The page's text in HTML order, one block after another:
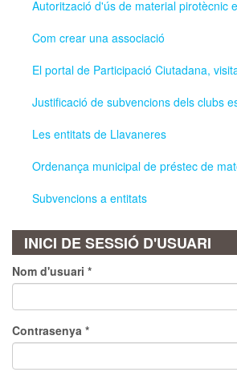
Autorització d'ús de material pirotècnic
Com crear una associació
El portal de Participació Ciutadana,
Justificació de subvencions dels clubs
Les entitats de Llavaneres
Ordenança municipal de préstec de
Subvencions a entitats
INICI DE SESSIÓ D'USUARI
Nom d'usuari *
Contrasenya *